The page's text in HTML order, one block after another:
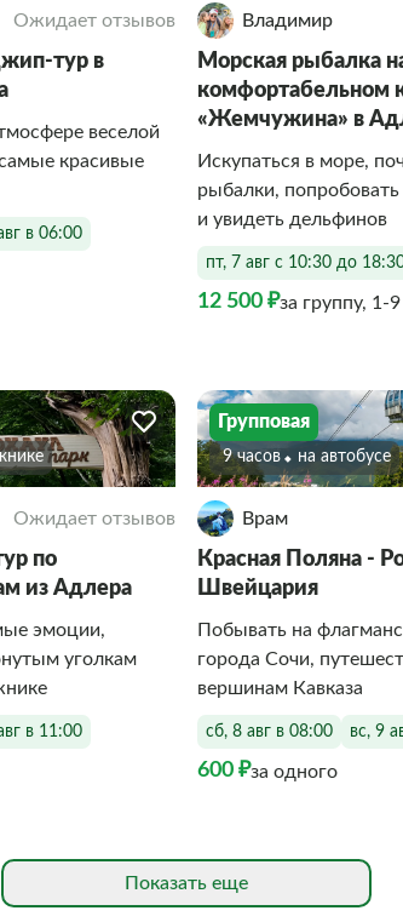
Ожидает отзывов
тур в
веселой
красивые
в 06:00
Владимир
Морская рыбалка
комфортабельном
«Жемчужина» в
Искупаться в море,
рыбалки,
и увидеть дельфинов
пт, 7 авг с 10:30 до
12 500 ₽за группу, 1-
Ожидает отзывов
по
из Адлера
эмоции,
уголкам
в 11:00
Групповая
9 часов На автобусе
Врам
Красная Поляна -
Швейцария
Побывать на
города Сочи,
вершинам Кавказа
сб, 8 авг в 08:00 вс, 9
600 ₽за одного
Показать еще